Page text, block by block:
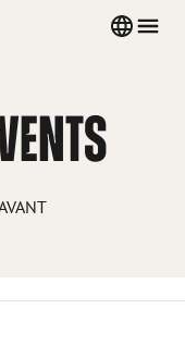
Country